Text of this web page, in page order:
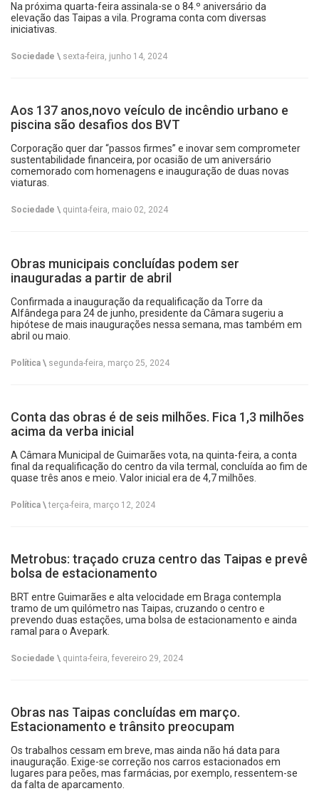
Na próxima quarta-feira assinala-se o 84.º aniversário da
elevação das Taipas a vila. Programa conta com diversas
iniciativas.
Sociedade \ sexta-feira, junho 14, 2024
Aos 137 anos,novo veículo de incêndio urbano e
piscina são desafios dos BVT
Corporação quer dar “passos firmes” e inovar sem comprometer
sustentabilidade financeira, por ocasião de um aniversário
comemorado com homenagens e inauguração de duas novas
viaturas.
Sociedade \ quinta-feira, maio 02, 2024
Obras municipais concluídas podem ser
inauguradas a partir de abril
Confirmada a inauguração da requalificação da Torre da
Alfândega para 24 de junho, presidente da Câmara sugeriu a
hipótese de mais inaugurações nessa semana, mas também em
abril ou maio.
Política \ segunda-feira, março 25, 2024
Conta das obras é de seis milhões. Fica 1,3 milhões
acima da verba inicial
A Câmara Municipal de Guimarães vota, na quinta-feira, a conta
final da requalificação do centro da vila termal, concluída ao fim de
quase três anos e meio. Valor inicial era de 4,7 milhões.
Política \terça-feira, março 12, 2024
Metrobus: traçado cruza centro das Taipas e prevê
bolsa de estacionamento
BRT entre Guimarães e alta velocidade em Braga contempla
tramo de um quilómetro nas Taipas, cruzando o centro e
prevendo duas estações, uma bolsa de estacionamento e ainda
ramal para o Avepark.
Sociedade \ quinta-feira, fevereiro 29, 2024
Obras nas Taipas concluídas em março.
Estacionamento e trânsito preocupam
Os trabalhos cessam em breve, mas ainda não há data para
inauguração. Exige-se correção nos carros estacionados em
lugares para peões, mas farmácias, por exemplo, ressentem-se
da falta de aparcamento.